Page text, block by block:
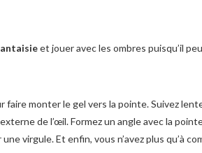
et jouer avec les ombres puisqu’il
faire monter le gel vers la pointe. Suivez
de l’œil. Formez un angle avec la
virgule. Et enfin, vous n’avez plus qu’à